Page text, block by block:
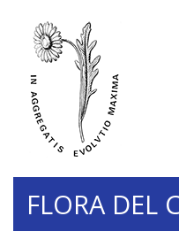
FLORA DEL